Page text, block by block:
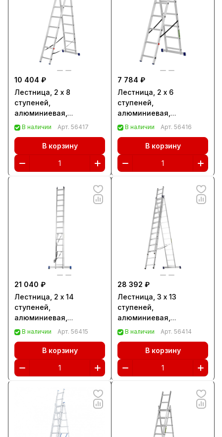
10 404 ₽
Лестница, 2 х 8
ступеней,
алюминиевая,
двухсекционная,
В наличии Арт. 56417
В корзину
7 784 ₽
Лестница, 2 х 6
ступеней,
алюминиевая,
двухсекционная,
В наличии Арт. 56416
В корзину
21 040 ₽
Лестница, 2 х 14
ступеней,
алюминиевая,
двухсекционная,
В наличии Арт. 56415
В корзину
28 392 ₽
Лестница, 3 х 13
ступеней,
алюминиевая,
трехсекционная,
В наличии Арт. 56414
В корзину